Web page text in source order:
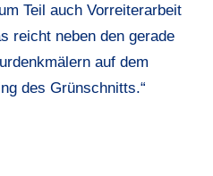
Teil auch Vorreiterarbeit
reicht neben den gerade
auf dem
des Grünschnitts.“